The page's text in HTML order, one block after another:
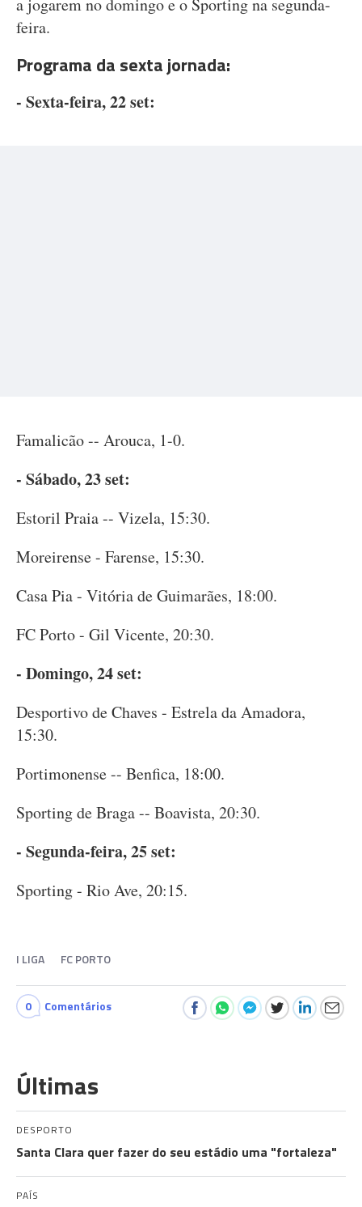
a jogarem no domingo e o Sporting na segunda-
feira.
Programa da sexta jornada:
- Sexta-feira, 22 set:
Famalicão -- Arouca, 1-0.
- Sábado, 23 set:
Estoril Praia -- Vizela, 15:30.
Moreirense - Farense, 15:30.
Casa Pia - Vitória de Guimarães, 18:00.
FC Porto - Gil Vicente, 20:30.
- Domingo, 24 set:
Desportivo de Chaves - Estrela da Amadora,
15:30.
Portimonense -- Benfica, 18:00.
Sporting de Braga -- Boavista, 20:30.
- Segunda-feira, 25 set:
Sporting - Rio Ave, 20:15.
I LIGA FC PORTO
0 Comentários
Últimas
DESPORTO
Santa Clara quer fazer do seu estádio uma "fortaleza"
PAÍS